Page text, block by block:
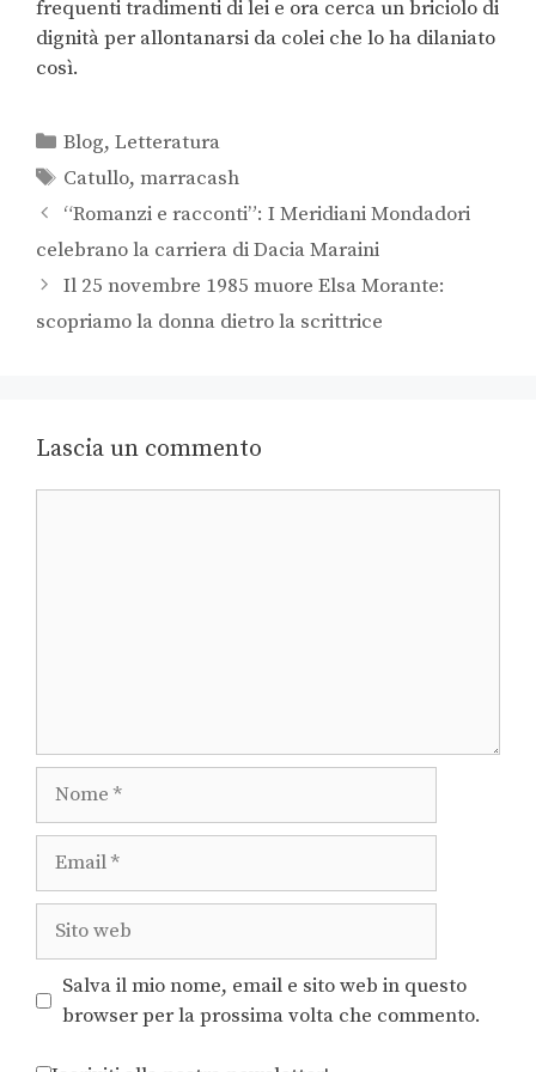
frequenti tradimenti di lei e ora cerca un briciolo di
dignità per allontanarsi da colei che lo ha dilaniato
così.
Blog,Letteratura
Catullo,marracash
“Romanzi e racconti”: I Meridiani Mondadori
celebrano la carriera di Dacia Maraini
Il 25 novembre 1985 muore Elsa Morante:
scopriamo la donna dietro la scrittrice
Lascia un commento
Salva il mio nome, email e sito web in questo
browser per la prossima volta che commento.